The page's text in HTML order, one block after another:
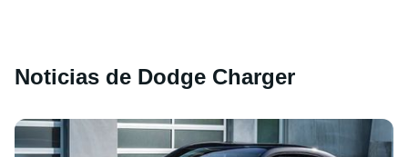
Noticias de Dodge Charger